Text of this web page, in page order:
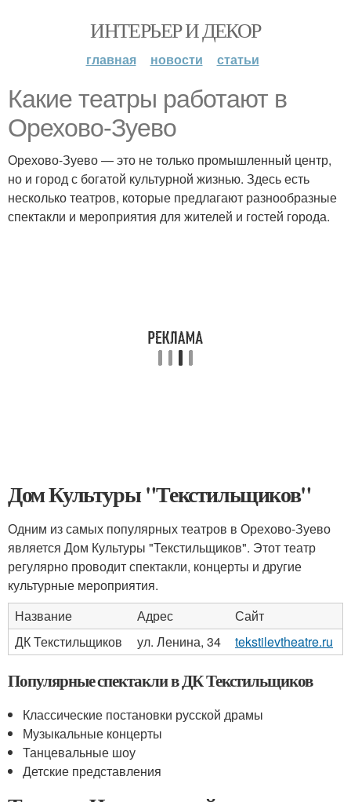
ИНТЕРЬЕР И ДЕКОР
главная новости статьи
Какие театры работают в
Орехово-Зуево
Орехово-Зуево — это не только промышленный центр,
но и город с богатой культурной жизнью. Здесь есть
несколько театров, которые предлагают разнообразные
спектакли и мероприятия для жителей и гостей города.
Дом Культуры "Текстильщиков"
Одним из самых популярных театров в Орехово-Зуево
является Дом Культуры "Текстильщиков". Этот театр
регулярно проводит спектакли, концерты и другие
культурные мероприятия.
Название
Адрес
Сайт
ДК Текстильщиков
ул. Ленина, 34 tekstilevtheatre.ru
Популярные спектакли в ДК Текстильщиков
Классические постановки русской драмы
Музыкальные концерты
Танцевальные шоу
Детские представления